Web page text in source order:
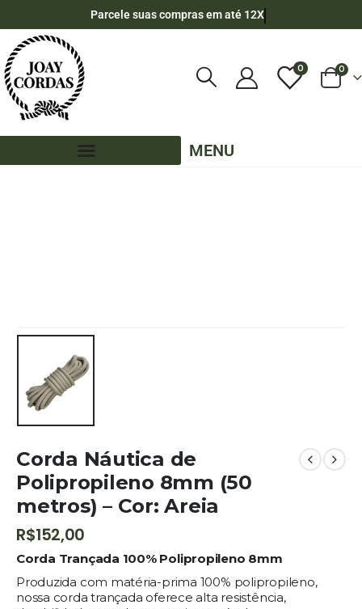
Parcele suas compras em até 12X
0 0
MENU
Corda Náutica de
Polipropileno 8mm (50
metros) – Cor: Areia
R$152,00
Corda Trançada 100% Polipropileno 8mm
Produzida com matéria-prima 100% polipropileno,
nossa corda trançada oferece alta resistência,